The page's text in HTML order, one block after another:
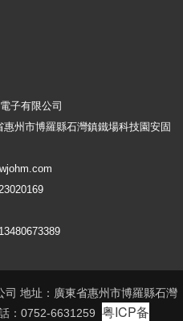
子有限公司
惠州市博羅縣石灣鎮鐵場科技園安固
地址：廣東省惠州市博羅縣石灣
：0752-6631259 粤ICP备